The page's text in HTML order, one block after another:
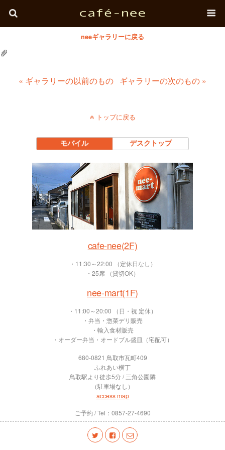
neeギャラリーに戻る
« ギャラリーの以前のもの ギャラリーの次のもの »
トップに戻る
モバイル デスクトップ
cafe-nee(2F)
・11:30～22:00 （定休日なし）
・25席 （貸切OK）
nee-mart(1F)
・11:00～20:00 （日・祝 定休）
・弁当・惣菜デリ販売
・輸入食材販売
・オーダー弁当・オードブル盛皿（宅配可）
680-0821 鳥取市瓦町409
ふれあい横丁
鳥取駅より徒歩5分 / 三角公園隣
（駐車場なし）
access map
ご予約 / Tel：0857-27-4690